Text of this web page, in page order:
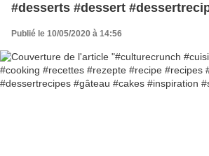
#desserts #dessert
#cakes #inspiration #sweettreats
Publié le 10/05/2020 à 14:56